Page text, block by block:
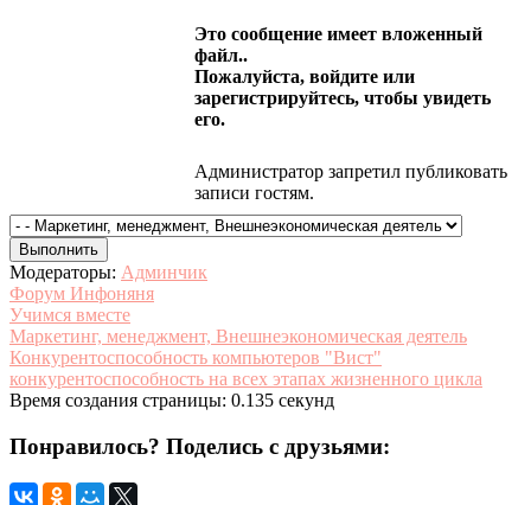
Это сообщение имеет вложенный
файл..
Пожалуйста, войдите или
зарегистрируйтесь, чтобы увидеть
его.
Администратор запретил публиковать
записи гостям.
Модераторы: Админчик
Форум Инфоняня
Учимся вместе
Маркетинг, менеджмент, Внешнеэкономическая деятель
Конкурентоспособность компьютеров "Вист"
конкурентоспособность на всех этапах жизненного цикла
Время создания страницы: 0.135 секунд
Понравилось? Поделись с друзьями: